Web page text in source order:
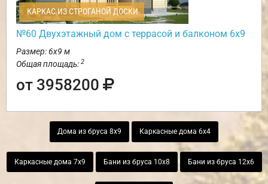
КАРКАС ИЗ СТРОГАНОЙ ДОСКИ
№60 Двухэтажный дом с террасой и балконом 6х9
Размер: 6х9 м
Общая площадь: 2
от 3958200
Дома из бруса 8х9 Каркасные дома 6х4
Каркасные дома 7х9 Бани из бруса 10х8 Бани из бруса 12х6